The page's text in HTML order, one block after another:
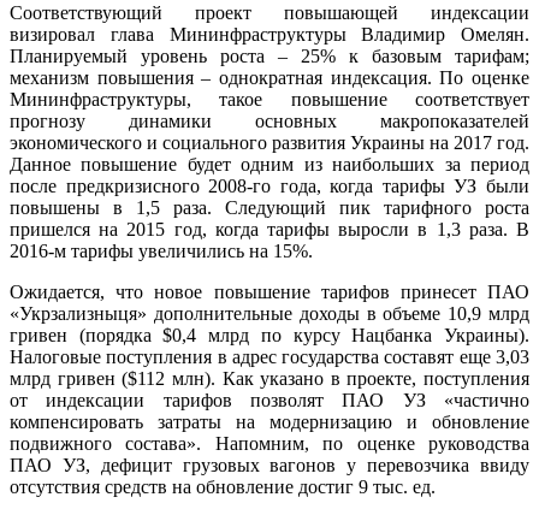
Соответствующий проект повышающей индексации
визировал глава Мининфраструктуры Владимир Омелян.
Планируемый уровень роста – 25% к базовым тарифам;
механизм повышения – однократная индексация. По оценке
Мининфраструктуры, такое повышение соответствует
прогнозу динамики основных макропоказателей
экономического и социального развития Украины на 2017 год.
Данное повышение будет одним из наибольших за период
после предкризисного 2008-го года, когда тарифы УЗ были
повышены в 1,5 раза. Следующий пик тарифного роста
пришелся на 2015 год, когда тарифы выросли в 1,3 раза. В
2016-м тарифы увеличились на 15%.
Ожидается, что новое повышение тарифов принесет ПАО
«Укрзализныця» дополнительные доходы в объеме 10,9 млрд
гривен (порядка $0,4 млрд по курсу Нацбанка Украины).
Налоговые поступления в адрес государства составят еще 3,03
млрд гривен ($112 млн). Как указано в проекте, поступления
от индексации тарифов позволят ПАО УЗ «частично
компенсировать затраты на модернизацию и обновление
подвижного состава». Напомним, по оценке руководства
ПАО УЗ, дефицит грузовых вагонов у перевозчика ввиду
отсутствия средств на обновление достиг 9 тыс. ед.